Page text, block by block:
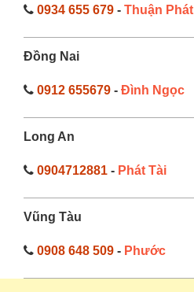
0934 655 679 - Thuận Phát
Đồng Nai
0912 655679 - Đình Ngọc
Long An
0904712881 - Phát Tài
Vũng Tàu
0908 648 509 - Phước